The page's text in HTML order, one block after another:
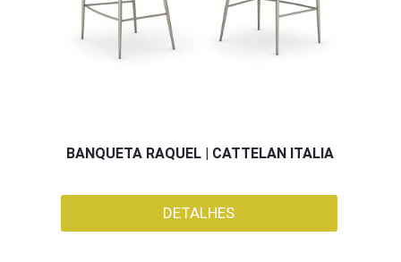
BANQUETA RAQUEL | CATTELAN ITALIA
DETALHES